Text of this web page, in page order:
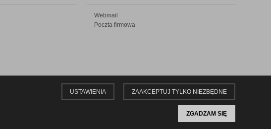
Webmail
Poczta firmowa
USTAWIENIA ZAAKCEPTUJ TYLKO NIEZBĘDNE
ZGADZAM SIĘ